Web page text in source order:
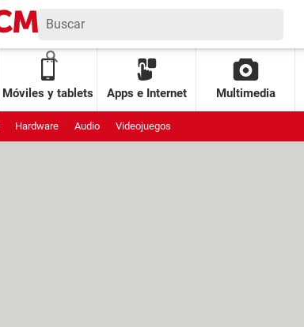
Móviles y tablets Apps e Internet Multimedia
Hardware Audio Videojuegos